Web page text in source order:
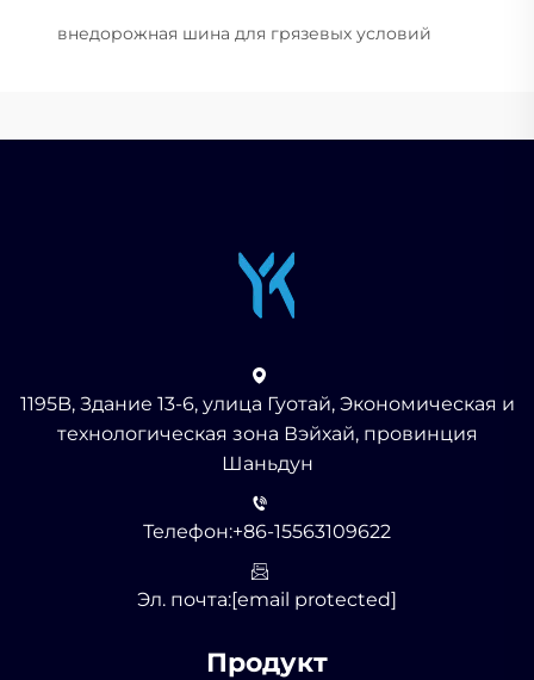
внедорожная шина для грязевых условий
1195B, Здание 13-6, улица Гуотай, Экономическая и
технологическая зона Вэйхай, провинция
Шаньдун
Телефон:+86-15563109622
Эл. почта:[email protected]
Продукт